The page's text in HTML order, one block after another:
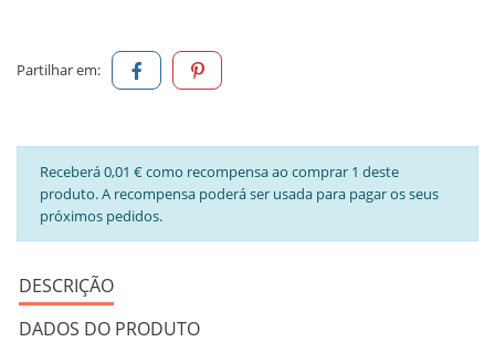
Partilhar em:
Receberá 0,01 € como recompensa ao comprar 1 deste
produto. A recompensa poderá ser usada para pagar os seus
próximos pedidos.
DESCRIÇÃO
DADOS DO PRODUTO